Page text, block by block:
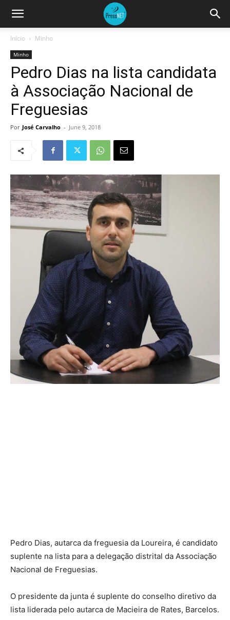
Início Minho
Minho
Pedro Dias na lista candidata
à Associação Nacional de
Freguesias
Por José Carvalho - June 9, 2018
Pedro Dias, autarca da freguesia da Loureira, é candidato
suplente na lista para a delegação distrital da Associação
Nacional de Freguesias.
O presidente da junta é suplente do conselho diretivo da
lista liderada pelo autarca de Macieira de Rates, Barcelos.